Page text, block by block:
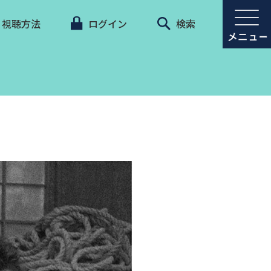
視聴方法 ログイン 検索